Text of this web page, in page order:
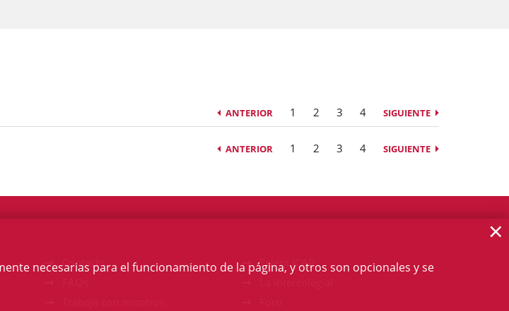
ANTERIOR 1 2 3 4 SIGUIENTE
ANTERIOR 1 2 3 4 SIGUIENTE
Contacto
Talent ICAB
necesarias para el funcionamiento de la página, y otros son opcionales y se
×